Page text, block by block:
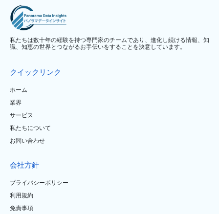
私たちは数十年の経験を持つ専門家のチームであり、進化し続ける情報、知
識、知恵の世界とつながるお手伝いをすることを決意しています。
クイックリンク
ホーム
業界
サービス
私たちについて
お問い合わせ
会社方針
プライバシーポリシー
利用規約
免責事項